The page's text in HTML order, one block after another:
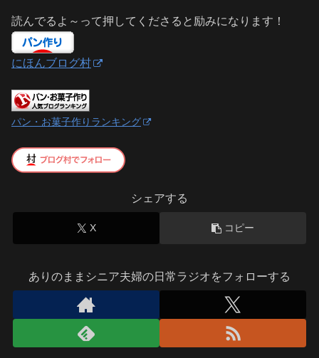
読んでるよ～って押してくださると励みになります！
にほんブログ村
パン・お菓子作りランキング
シェアする
X コピー
ありのままシニア夫婦の日常ラジオをフォローする